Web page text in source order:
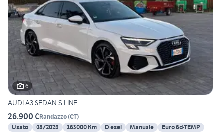
6
AUDI A3 SEDAN S LINE
26.900 €Randazzo(CT)
Usato
08/2025 163000 Km Diesel Manuale Euro 6d-TEMP